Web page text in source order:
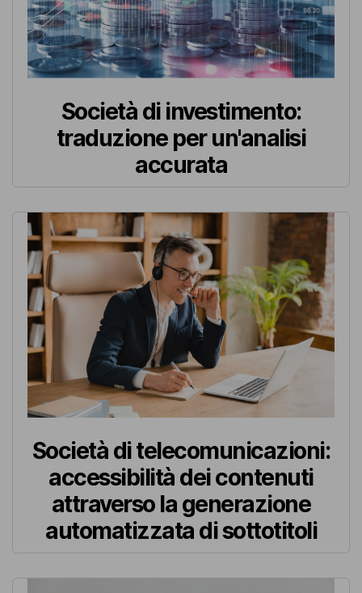
Società di investimento:
traduzione per un'analisi
accurata
Società di telecomunicazioni:
accessibilità dei contenuti
attraverso la generazione
automatizzata di sottotitoli